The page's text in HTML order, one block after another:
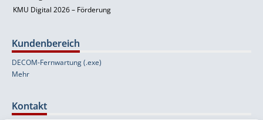
KMU Digital 2026 – Förderung
Kundenbereich
DECOM-Fernwartung (.exe)
Mehr
Kontakt